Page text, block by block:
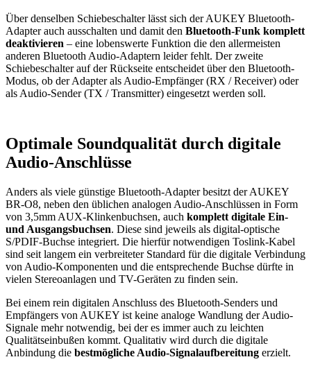
Über denselben Schiebeschalter lässt sich der AUKEY Bluetooth-
Adapter auch ausschalten und damit den Bluetooth-Funk komplett
deaktivieren – eine lobenswerte Funktion die den allermeisten
anderen Bluetooth Audio-Adaptern leider fehlt. Der zweite
Schiebeschalter auf der Rückseite entscheidet über den Bluetooth-
Modus, ob der Adapter als Audio-Empfänger (RX / Receiver) oder
als Audio-Sender (TX / Transmitter) eingesetzt werden soll.
Optimale Soundqualität durch digitale
Audio-Anschlüsse
Anders als viele günstige Bluetooth-Adapter besitzt der AUKEY
BR-O8, neben den üblichen analogen Audio-Anschlüssen in Form
von 3,5mm AUX-Klinkenbuchsen, auch komplett digitale Ein-
und Ausgangsbuchsen. Diese sind jeweils als digital-optische
S/PDIF-Buchse integriert. Die hierfür notwendigen Toslink-Kabel
sind seit langem ein verbreiteter Standard für die digitale Verbindung
von Audio-Komponenten und die entsprechende Buchse dürfte in
vielen Stereoanlagen und TV-Geräten zu finden sein.
Bei einem rein digitalen Anschluss des Bluetooth-Senders und
Empfängers von AUKEY ist keine analoge Wandlung der Audio-
Signale mehr notwendig, bei der es immer auch zu leichten
Qualitätseinbußen kommt. Qualitativ wird durch die digitale
Anbindung die bestmögliche Audio-Signalaufbereitung erzielt.